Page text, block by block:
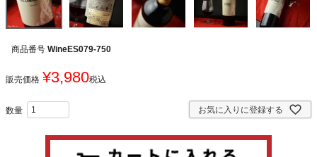
商品番号 WineES079-750
販売価格 ¥3,980税込
お気に入りに登録する